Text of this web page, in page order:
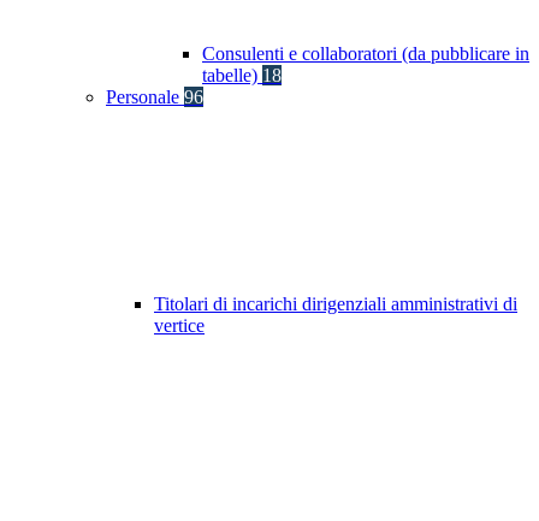
Consulenti e collaboratori (da pubblicare in
tabelle) 18
Personale 96
Titolari di incarichi dirigenziali amministrativi di
vertice